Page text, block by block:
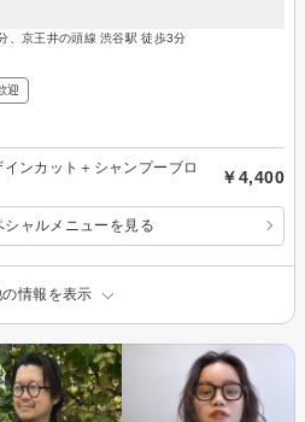
、京王井の頭線 渋谷駅 徒歩3分
迎
インカット＋シャンプーブロ
￥4,400
シャルメニューを見る
情報を表示